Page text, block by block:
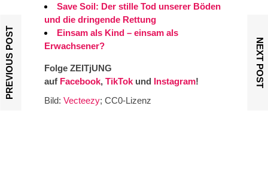
Save Soil: Der stille Tod unserer Böden
und die dringende Rettung
Einsam als Kind – einsam als
Erwachsener?
Folge ZEITjUNG
auf Facebook, TikTok und Instagram!
Bild: Vecteezy; CC0-Lizenz
PREVIOUS POST NEXT POST